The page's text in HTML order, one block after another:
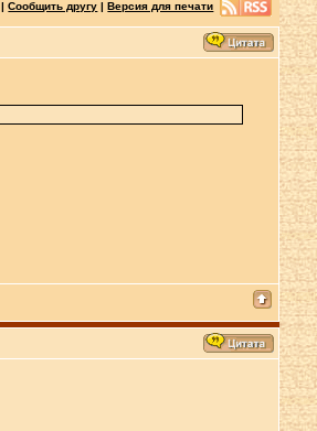
|Сообщить другу |Версия для печати